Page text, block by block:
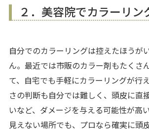
２．美容院でカラーリン
自分でのカラーリングは控えたほうが
ん。最近では市販のカラー剤もたくさ
て、自宅でも手軽にカラーリングが行
さの判断も自分では難しく、頭皮に直
いなど、ダメージを与える可能性が高
見えない場所でも、プロなら確実に頭